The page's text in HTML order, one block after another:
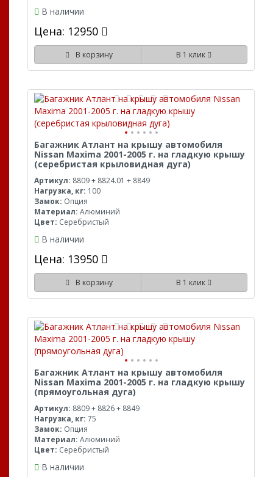
В наличии
Цена: 12950
В корзину В 1 клик
Багажник Атлант на крышу автомобиля
Nissan Maxima 2001-2005 г. на гладкую крышу
(серебристая крыловидная дуга)
Артикул: 8809 + 8824.01 + 8849
Нагрузка, кг: 100
Замок: Опция
Материал: Алюминий
Цвет: Серебристый
В наличии
Цена: 13950
В корзину В 1 клик
Багажник Атлант на крышу автомобиля
Nissan Maxima 2001-2005 г. на гладкую крышу
(прямоугольная дуга)
Артикул: 8809 + 8826 + 8849
Нагрузка, кг: 75
Замок: Опция
Материал: Алюминий
Цвет: Серебристый
В наличии